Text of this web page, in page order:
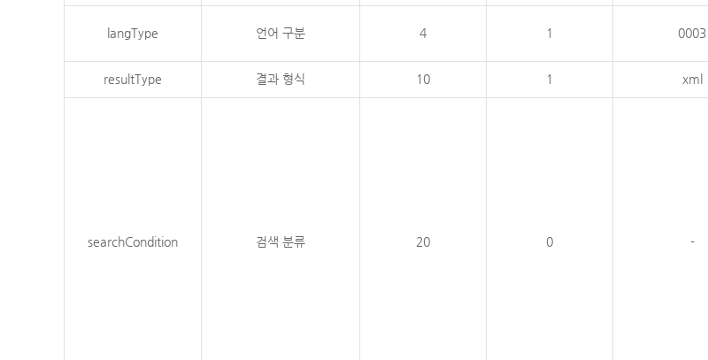
langType 언어 구분 4 1 0003
resultType 결과 형식 10 1 xml
searchCondition 검색 분류 20 0 -